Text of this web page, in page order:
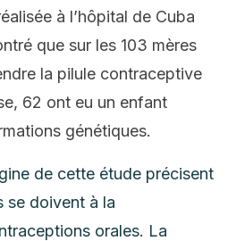
à l’hôpital de Cuba
que sur les 103 mères
la pilule contraceptive
62 ont eu un enfant
génétiques.
de cette étude précisent
se doivent à la
orales. La